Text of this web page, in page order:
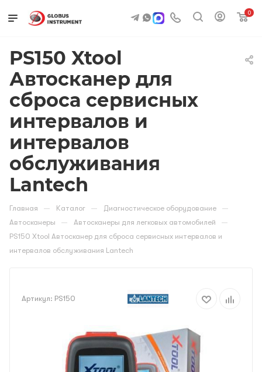
0
PS150 Xtool
Автосканер для
сброса сервисных
интервалов и
интервалов
обслуживания
Lantech
Главная — Каталог — Диагностическое оборудование —
Автосканеры — Автосканеры для легковых автомобилей —
PS150 Xtool Автосканер для сброса сервисных интервалов и
интервалов обслуживания Lantech
Артикул: PS150